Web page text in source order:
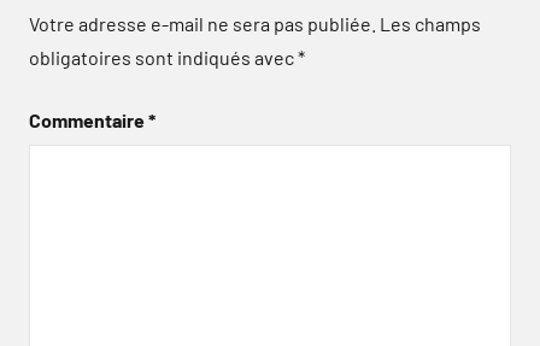
Votre adresse e-mail ne sera pas publiée. Les champs
obligatoires sont indiqués avec*
Commentaire*